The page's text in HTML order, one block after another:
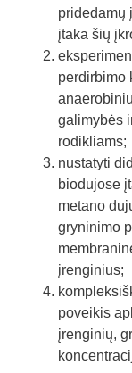
pridedamų
įtaka šių
perdirbimo
galimybės
rodikliams;
nustatyti
biodujose
metano
gryninimo
įrenginius;
poveikis
įrenginių,